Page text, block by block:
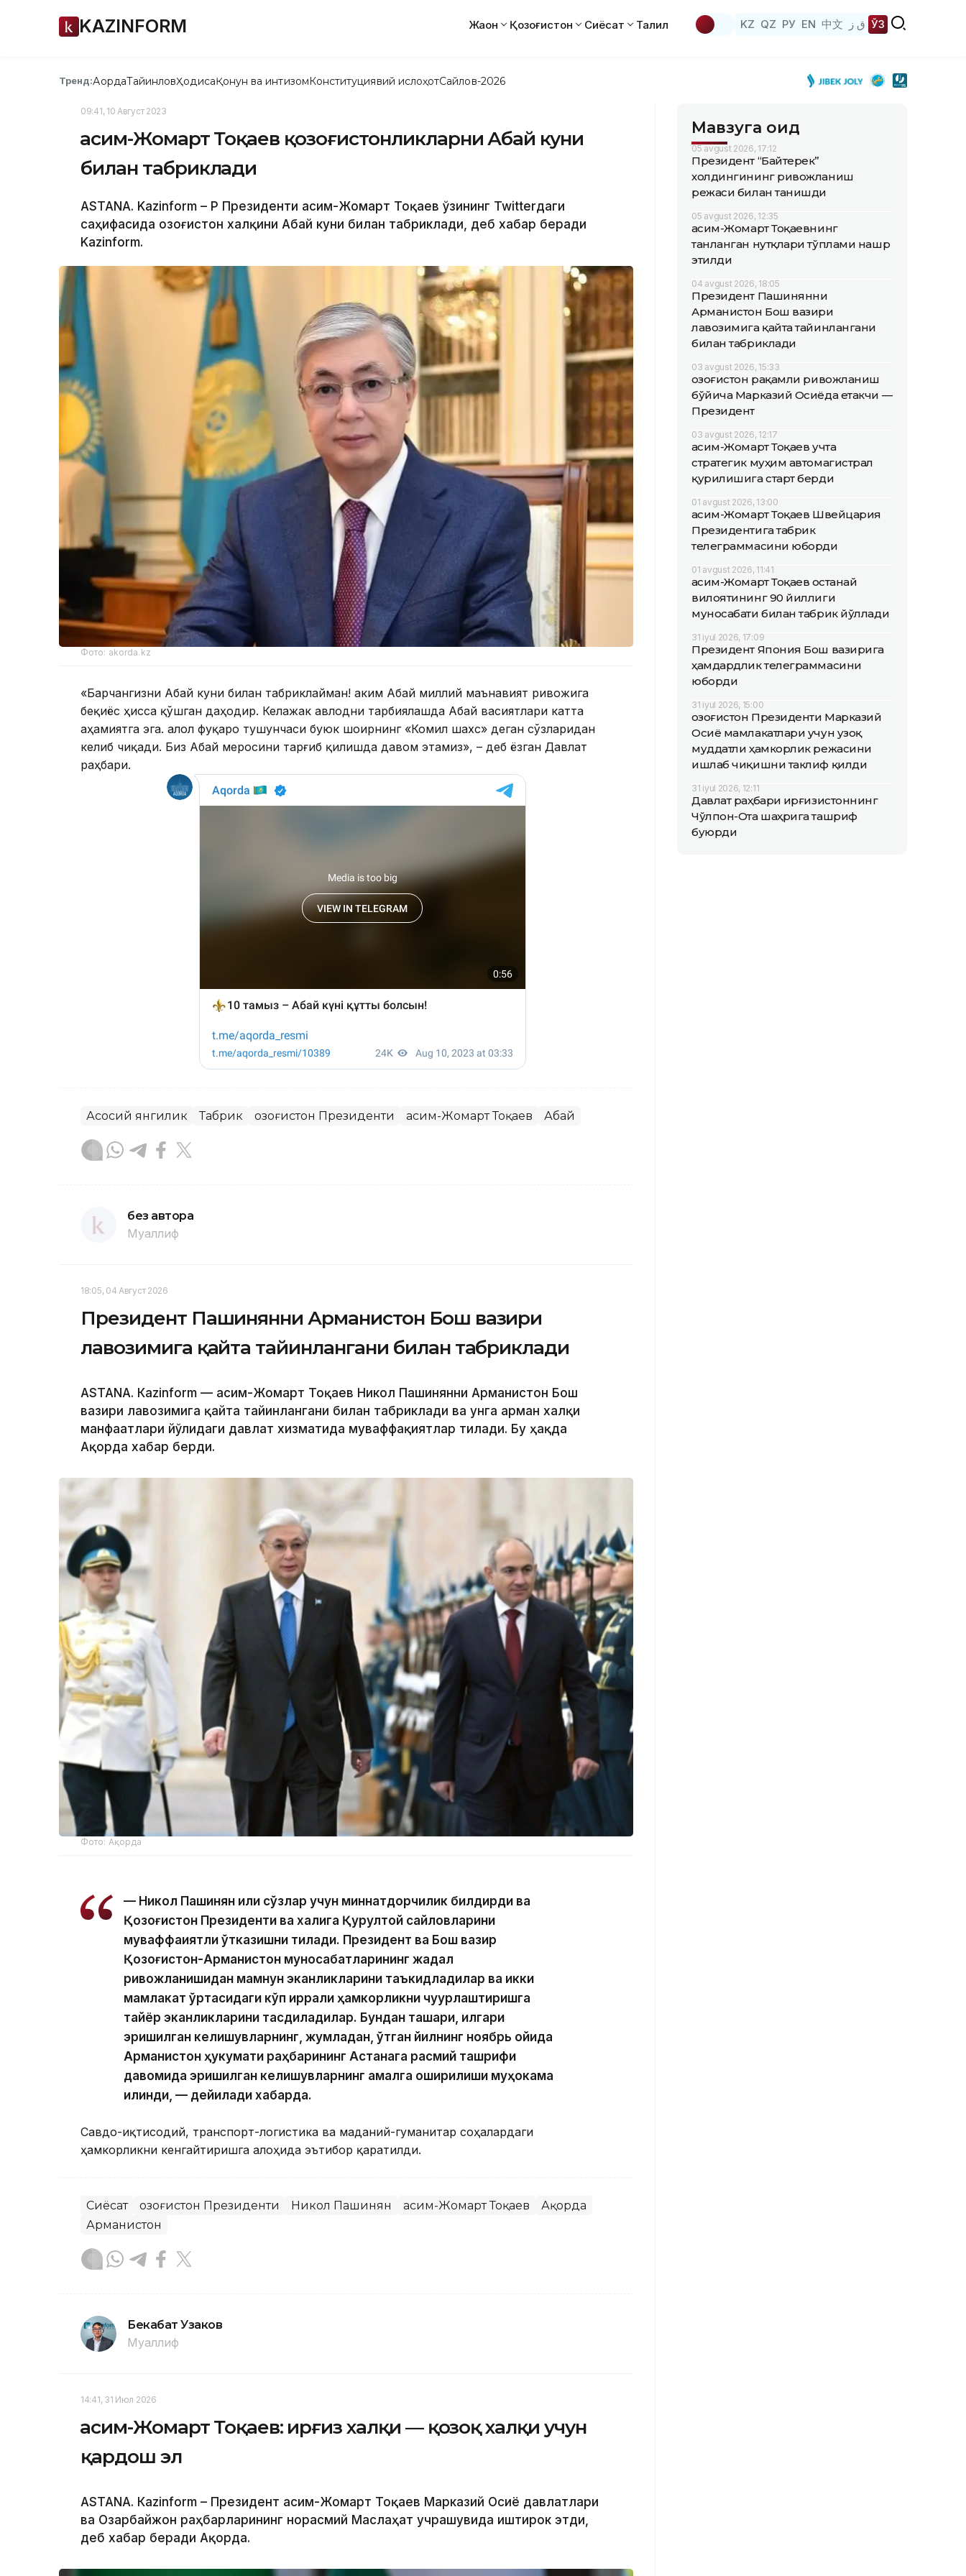
KAZINFORM Жаҳон Қозоғистон Сиёсат Таҳлил KZ QZ РУ EN 中文 ق ز ЎЗ
Тренд:АқордаТайинловҲодисаҚонун ва интизомКонституциявий ислоҳотСайлов-2026
09:41, 10 Август 2023
Қасим-Жомарт Тоқаев қозоғистонликларни Абай куни
билан табриклади
ASTANA. Kazinform – ҚР Президенти Қасим-Жомарт Тоқаев ўзининг Twitterдаги
саҳифасида Қозоғистон халқини Абай куни билан табриклади, деб хабар беради
Kazinform.
Фото: akorda.kz
«Барчангизни Абай куни билан табриклайман! Ҳаким Абай миллий маънавият ривожига
беқиёс ҳисса қўшган даҳодир. Келажак авлодни тарбиялашда Абай васиятлари катта
аҳамиятга эга. Ҳалол фуқаро тушунчаси буюк шоирнинг «Комил шахс» деган сўзларидан
келиб чиқади. Биз Абай меросини тарғиб қилишда давом этамиз», – деб ёзган Давлат
раҳбари.
Асосий янгилик Табрик Қозоғистон Президенти Қасим-Жомарт Тоқаев Абай
без автора
Муаллиф
18:05, 04 Август 2026
Президент Пашинянни Арманистон Бош вазири
лавозимига қайта тайинлангани билан табриклади
ASTANА. Кazinform — Қасим-Жомарт Тоқаев Никол Пашинянни Арманистон Бош
вазири лавозимига қайта тайинлангани билан табриклади ва унга арман халқи
манфаатлари йўлидаги давлат хизматида муваффақиятлар тилади. Бу ҳақда
Ақорда хабар берди.
Фото: Ақорда
— Никол Пашинян илиқ сўзлар учун миннатдорчилик билдирди ва
Қозоғистон Президенти ва халқига Қурултой сайловларини
муваффақиятли ўтказишни тилади. Президент ва Бош вазир
Қозоғистон-Арманистон муносабатларининг жадал
ривожланишидан мамнун эканликларини таъкидладилар ва икки
мамлакат ўртасидаги кўп қиррали ҳамкорликни чуқурлаштиришга
тайёр эканликларини тасдиқладилар. Бундан ташқари, илгари
эришилган келишувларнинг, жумладан, ўтган йилнинг ноябрь ойида
Арманистон ҳукумати раҳбарининг Астанага расмий ташрифи
давомида эришилган келишувларнинг амалга оширилиши муҳокама
қилинди, — дейилади хабарда.
Савдо-иқтисодий, транспорт-логистика ва маданий-гуманитар соҳалардаги
ҳамкорликни кенгайтиришга алоҳида эътибор қаратилди.
Сиёсат Қозоғистон Президенти Никол Пашинян Қасим-Жомарт Тоқаев
Ақорда
Арманистон
Бекабат Узаков
Муаллиф
14:41, 31 Июл 2026
Қасим-Жомарт Тоқаев: Қирғиз халқи — қозоқ халқи учун
қардош эл
ASTANА. Кazinform – Президент Қасим-Жомарт Тоқаев Марказий Осиё давлатлари
ва Озарбайжон раҳбарларининг норасмий Маслаҳат учрашувида иштирок этди,
деб хабар беради Ақорда.
Мавзуга оид
05 avgust 2026, 17:12
Президент “Байтерек”
холдингининг ривожланиш
режаси билан танишди
05 avgust 2026, 12:35
Қасим-Жомарт Тоқаевнинг
танланган нутқлари тўплами нашр
этилди
04 avgust 2026, 18:05
Президент Пашинянни
Арманистон Бош вазири
лавозимига қайта тайинлангани
билан табриклади
03 avgust 2026, 15:33
Қозоғистон рақамли ривожланиш
бўйича Марказий Осиёда етакчи —
Президент
03 avgust 2026, 12:17
Қасим-Жомарт Тоқаев учта
стратегик муҳим автомагистрал
қурилишига старт берди
01 avgust 2026, 13:00
Қасим-Жомарт Тоқаев Швейцария
Президентига табрик
телеграммасини юборди
01 avgust 2026, 11:41
Қасим-Жомарт Тоқаев Қостанай
вилоятининг 90 йиллиги
муносабати билан табрик йўллади
31 iyul 2026, 17:09
Президент Япония Бош вазирига
ҳамдардлик телеграммасини
юборди
31 iyul 2026, 15:00
Қозоғистон Президенти Марказий
Осиё мамлакатлари учун узоқ
муддатли ҳамкорлик режасини
ишлаб чиқишни таклиф қилди
31 iyul 2026, 12:11
Давлат раҳбари Қирғизистоннинг
Чўлпон-Ота шаҳрига ташриф
буюрди